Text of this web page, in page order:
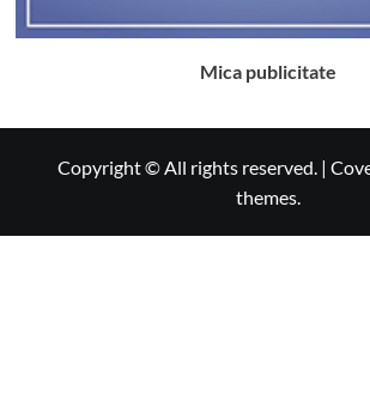
Mica publicitate
Copyright © All rights reserved. |
themes.